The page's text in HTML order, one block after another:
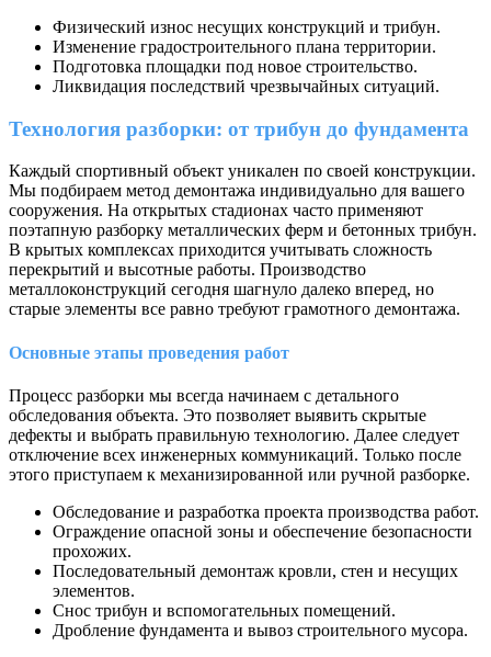
Физический износ несущих конструкций и трибун.
Изменение градостроительного плана территории.
Подготовка площадки под новое строительство.
Ликвидация последствий чрезвычайных ситуаций.
Технология разборки: от трибун до фундамента
Каждый спортивный объект уникален по своей конструкции.
Мы подбираем метод демонтажа индивидуально для вашего
сооружения. На открытых стадионах часто применяют
поэтапную разборку металлических ферм и бетонных трибун.
В крытых комплексах приходится учитывать сложность
перекрытий и высотные работы. Производство
металлоконструкций сегодня шагнуло далеко вперед, но
старые элементы все равно требуют грамотного демонтажа.
Основные этапы проведения работ
Процесс разборки мы всегда начинаем с детального
обследования объекта. Это позволяет выявить скрытые
дефекты и выбрать правильную технологию. Далее следует
отключение всех инженерных коммуникаций. Только после
этого приступаем к механизированной или ручной разборке.
Обследование и разработка проекта производства работ.
Ограждение опасной зоны и обеспечение безопасности
прохожих.
Последовательный демонтаж кровли, стен и несущих
элементов.
Снос трибун и вспомогательных помещений.
Дробление фундамента и вывоз строительного мусора.